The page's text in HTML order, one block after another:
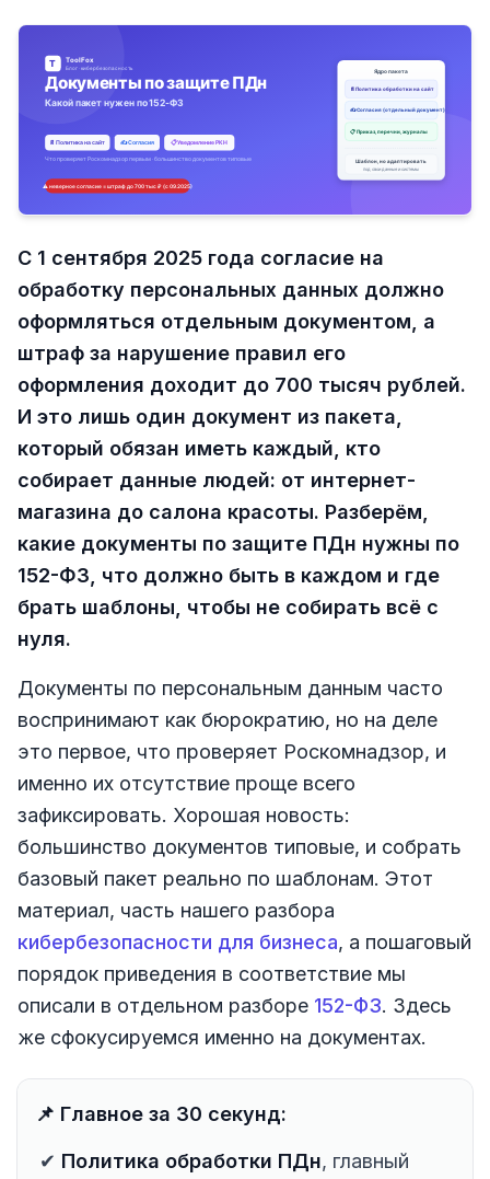
С 1 сентября 2025 года согласие на
обработку персональных данных должно
оформляться отдельным документом, а
штраф за нарушение правил его
оформления доходит до 700 тысяч рублей.
И это лишь один документ из пакета,
который обязан иметь каждый, кто
собирает данные людей: от интернет-
магазина до салона красоты. Разберём,
какие документы по защите ПДн нужны по
152-ФЗ, что должно быть в каждом и где
брать шаблоны, чтобы не собирать всё с
нуля.
Документы по персональным данным часто
воспринимают как бюрократию, но на деле
это первое, что проверяет Роскомнадзор, и
именно их отсутствие проще всего
зафиксировать. Хорошая новость:
большинство документов типовые, и собрать
базовый пакет реально по шаблонам. Этот
материал, часть нашего разбора
кибербезопасности для бизнеса, а пошаговый
порядок приведения в соответствие мы
описали в отдельном разборе 152-ФЗ. Здесь
же сфокусируемся именно на документах.
📌 Главное за 30 секунд:
✔ Политика обработки ПДн, главный